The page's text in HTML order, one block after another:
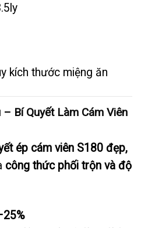
kích thước miệng ăn
Bí Quyết Làm Cám Viên
ép cám viên S180 đẹp,
công thức phối trộn và độ